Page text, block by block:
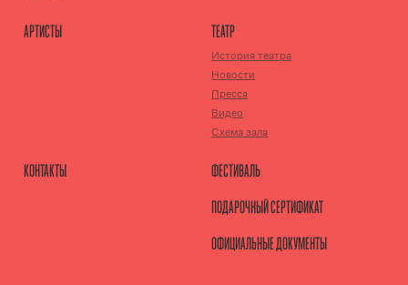
АРТИСТЫ ТЕАТР
История театра
Новости
Пресса
Видео
Схема зала
КОНТАКТЫ
ФЕСТИВАЛЬ
ПОДАРОЧНЫЙ СЕРТИФИКАТ
ОФИЦИАЛЬНЫЕ ДОКУМЕНТЫ